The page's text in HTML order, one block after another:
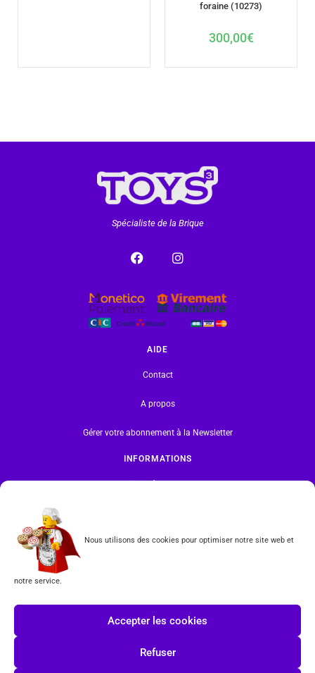
Nous utilisons des cookies pour optimiser notre site web et
notre service.
Accepter les cookies
Refuser
foraine (10273)
300,00€
Spécialiste de la Brique
AIDE
Contact
A propos
Gérer votre abonnement à la Newsletter
INFORMATIONS
Mentions légales | RGPD
Tous les produits vendus sur ce site sont fabriqués par LEGO exclusivement. LEGO® est une
en restent les propriétaires. Tous droits réservés.